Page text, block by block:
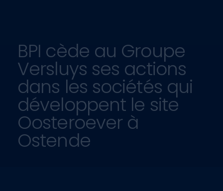
BPI cède au Groupe
Versluys ses actions
dans les sociétés qui
développent le site
Oosteroever à
Ostende